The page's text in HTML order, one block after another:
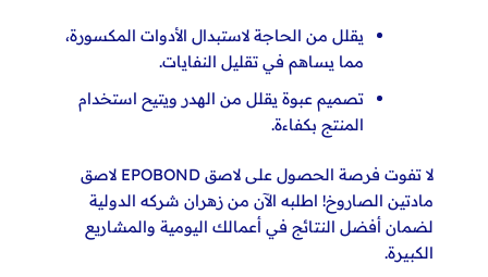
يقلل من الحاجة لاستبدال الأدوات المكسورة،
مما يساهم في تقليل النفايات.
تصميم عبوة يقلل من الهدر ويتيح استخدام
المنتج بكفاءة.
لا تفوت فرصة الحصول على لاصق EPOBOND لاصق
مادتين الصاروخ! اطلبه الآن من زهران شركه الدولية
لضمان أفضل النتائج في أعمالك اليومية والمشاريع
الكبيرة.